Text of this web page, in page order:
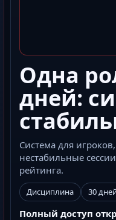
Одна
дней:
Система для
нестабильные
рейтинга.
Дисциплина 30
Полный доступ